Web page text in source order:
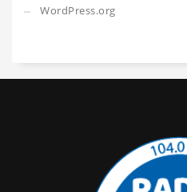
WordPress.org